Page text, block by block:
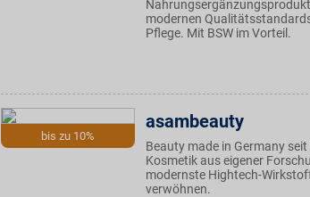
modernen
Pflege. Mit BSW im Vorteil.
bis zu 10%
asambeauty
Beauty made in Germany
Kosmetik aus eigener
modernste Hightech-
verwöhnen.